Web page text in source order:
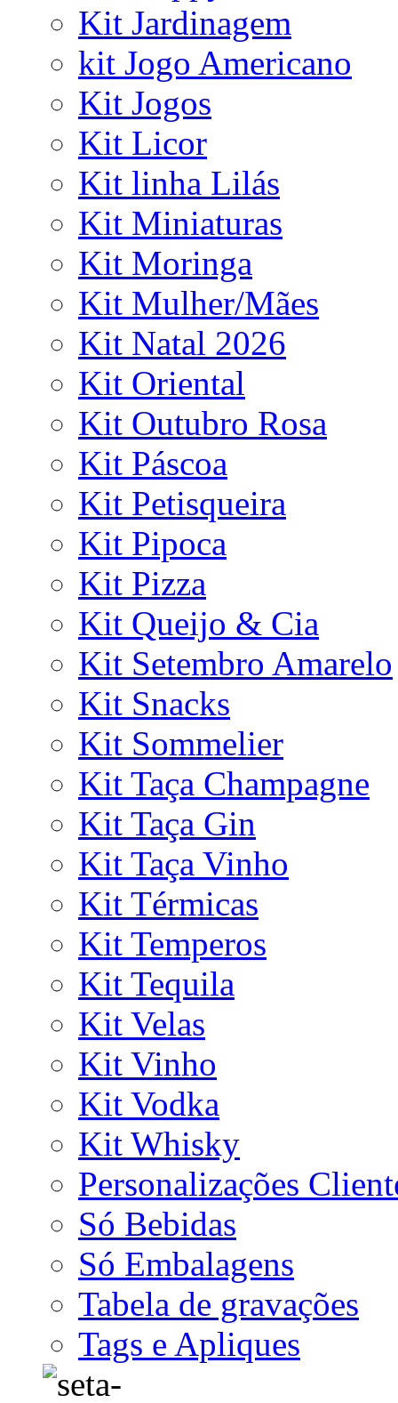
Kit Jardinagem
kit Jogo Americano
Kit Jogos
Kit Licor
Kit linha Lilás
Kit Miniaturas
Kit Moringa
Kit Mulher/Mães
Kit Natal 2026
Kit Oriental
Kit Outubro Rosa
Kit Páscoa
Kit Petisqueira
Kit Pipoca
Kit Pizza
Kit Queijo & Cia
Kit Setembro Amarelo
Kit Snacks
Kit Sommelier
Kit Taça Champagne
Kit Taça Gin
Kit Taça Vinho
Kit Térmicas
Kit Temperos
Kit Tequila
Kit Velas
Kit Vinho
Kit Vodka
Kit Whisky
Personalizações
Só Bebidas
Só Embalagens
Tabela de gravações
Tags e Apliques